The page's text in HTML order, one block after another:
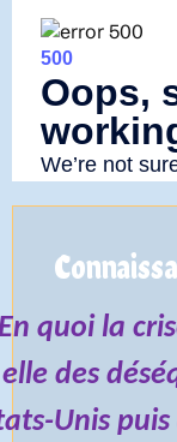
quoi la
elle des
Unis